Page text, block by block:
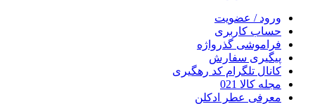
ورود / عضویت
حساب کاربری
فراموشی گذرواژه
پیگیری سفارش
کانال تلگرام کد رهگیری
مجله کالا 021
معرفی عطر ادکلن